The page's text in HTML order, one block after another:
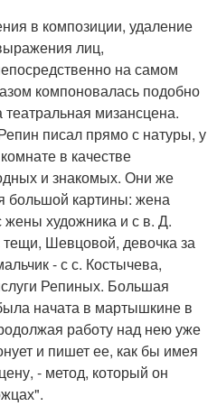
в композиции, удаление
лиц,
на самом
компоновалась подобно
мизансцена.
писал прямо с натуры, у
в качестве
и знакомых. Они же
большой картины: жена
жены художника и с в. Д.
тещи, Шевцовой, девочка за
- с с. Костычева,
Репиных. Большая
начата в мартышкине в
работу над нею уже
и пишет ее, как бы имея
- метод, который он